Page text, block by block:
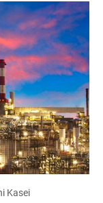
Kasei